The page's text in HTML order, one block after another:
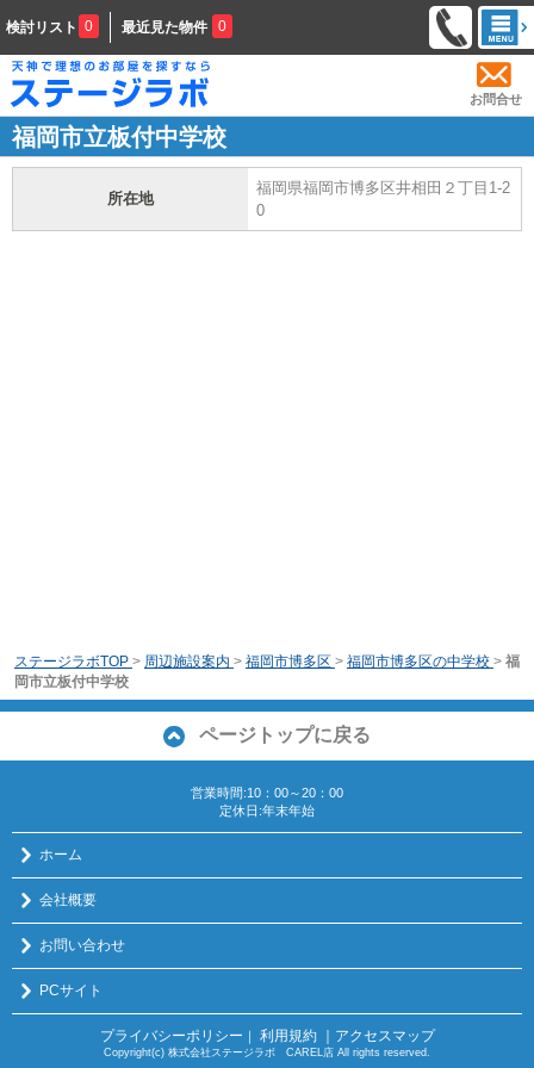
検討リスト 0 最近見た物件 0
お問合せ
福岡市立板付中学校
所在地
福岡県福岡市博多区井相田２丁目1-2
0
ステージラボTOP > 周辺施設案内 > 福岡市博多区 > 福岡市博多区の中学校 > 福
岡市立板付中学校
ページトップに戻る
営業時間:10：00～20：00
定休日:年末年始
ホーム
会社概要
お問い合わせ
PCサイト
プライバシーポリシー ｜ 利用規約 ｜アクセスマップ
Copyright(c) 株式会社ステージラボ CAREL店 All rights reserved.